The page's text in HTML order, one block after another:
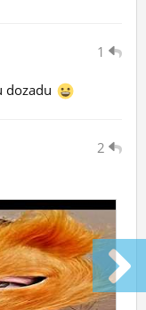
1
dozadu
2